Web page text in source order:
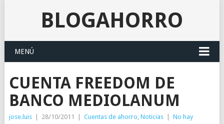
BLOGAHORRO
MENÚ
CUENTA FREEDOM DE
BANCO MEDIOLANUM
jose.luis 28/10/2011 Cuentas de ahorro, Noticias
No hay